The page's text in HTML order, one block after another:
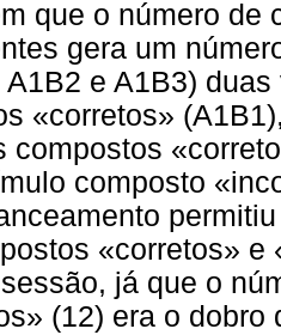
que o número de
gera um
e A1B3)
«corretos»
compostos
composto
«corretos» e
sessão, já que o
(12) era o